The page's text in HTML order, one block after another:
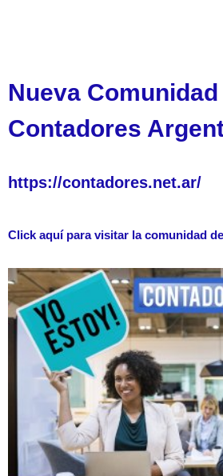
Nueva Comunidad
Contadores
https://contadores.net.ar/
Click aquí para visitar la comunidad